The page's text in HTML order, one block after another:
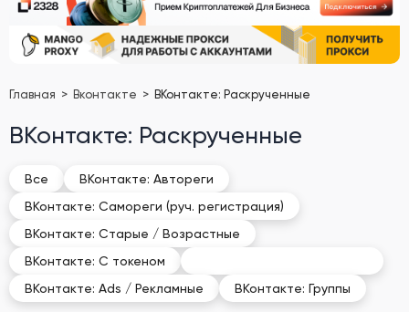
Главная Вконтакте ВКонтакте: Раскрученные
ВКонтакте: Раскрученные
Все
ВКонтакте: Автореги
ВКонтакте: Самореги (руч. регистрация)
ВКонтакте: Старые / Возрастные
ВКонтакте: С токеном
ВКонтакте: Ads / Рекламные ВКонтакте: Группы